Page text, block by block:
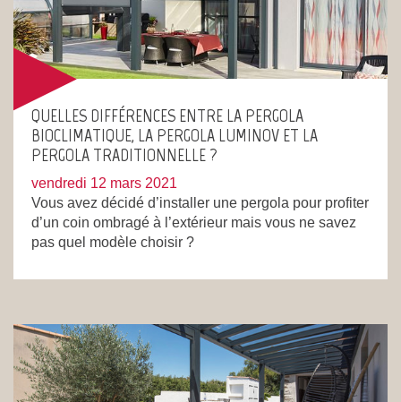
QUELLES DIFFÉRENCES ENTRE LA PERGOLA
BIOCLIMATIQUE, LA PERGOLA LUMINOV ET LA
PERGOLA TRADITIONNELLE ?
vendredi 12 mars 2021
Vous avez décidé d’installer une pergola pour profiter
d’un coin ombragé à l’extérieur mais vous ne savez
pas quel modèle choisir ?